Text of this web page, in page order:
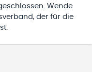
Wende
der für die